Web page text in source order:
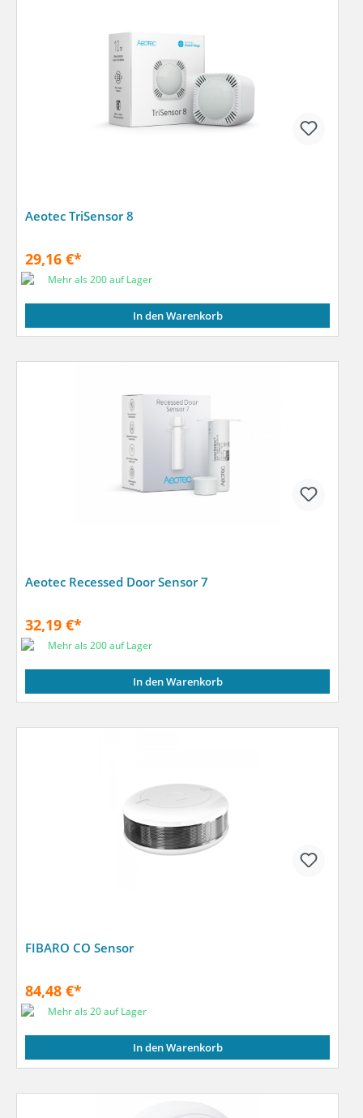
Aeotec TriSensor 8
29,16 €*
Mehr als 200 auf Lager
In den Warenkorb
Aeotec Recessed Door Sensor 7
32,19 €*
Mehr als 200 auf Lager
In den Warenkorb
FIBARO CO Sensor
84,48 €*
Mehr als 20 auf Lager
In den Warenkorb